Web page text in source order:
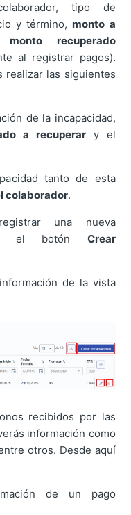
tipo de
y término, monto a
monto recuperado
al registrar pagos).
realizar las siguientes
de la incapacidad,
a recuperary el
tanto de esta
colaborador.
una nueva
el botón Crear
de la vista
recibidos por las
información como
otros. Desde aquí
de un pago